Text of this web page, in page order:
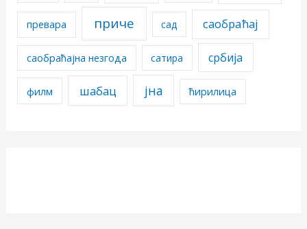
превара приче сад саобраћај
саобраћајна незгода сатира србија
филм шабац јна ћирилица